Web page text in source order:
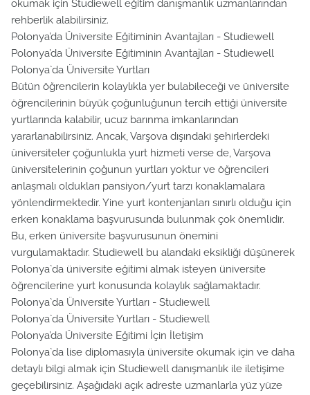
okumak için Studiewell eğitim danışmanlık uzmanlarından
rehberlik alabilirsiniz.
Polonya’da Üniversite Eğitiminin Avantajları - Studiewell
Polonya’da Üniversite Eğitiminin Avantajları - Studiewell
Polonya`da Üniversite Yurtları
Bütün öğrencilerin kolaylıkla yer bulabileceği ve üniversite
öğrencilerinin büyük çoğunluğunun tercih ettiği üniversite
yurtlarında kalabilir, ucuz barınma imkanlarından
yararlanabilirsiniz. Ancak, Varşova dışındaki şehirlerdeki
üniversiteler çoğunlukla yurt hizmeti verse de, Varşova
üniversitelerinin çoğunun yurtları yoktur ve öğrencileri
anlaşmalı oldukları pansiyon/yurt tarzı konaklamalara
yönlendirmektedir. Yine yurt kontenjanları sınırlı olduğu için
erken konaklama başvurusunda bulunmak çok önemlidir.
Bu, erken üniversite başvurusunun önemini
vurgulamaktadır. Studiewell bu alandaki eksikliği düşünerek
Polonya`da üniversite eğitimi almak isteyen üniversite
öğrencilerine yurt konusunda kolaylık sağlamaktadır.
Polonya`da Üniversite Yurtları - Studiewell
Polonya`da Üniversite Yurtları - Studiewell
Polonya’da Üniversite Eğitimi İçin İletişim
Polonya`da lise diplomasıyla üniversite okumak için ve daha
detaylı bilgi almak için Studiewell danışmanlık ile iletişime
geçebilirsiniz. Aşağıdaki açık adreste uzmanlarla yüz yüze